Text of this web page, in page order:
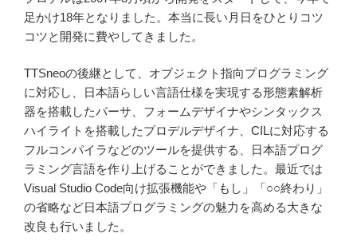
足かけ18年となりました。本当に長い月日をひとりコツ
コツと開発に費やしてきました。
TTSneoの後継として、オブジェクト指向プログラミング
に対応し、日本語らしい言語仕様を実現する形態素解析
器を搭載したパーサ、フォームデザイナやシンタックス
ハイライトを搭載したプロデルデザイナ、CILに対応する
フルコンパイラなどのツールを提供する、日本語プログ
ラミング言語を作り上げることができました。最近では
Visual Studio Code向け拡張機能や「もし」「○○終わり」
の省略など日本語プログラミングの魅力を高める大きな
改良も行いました。